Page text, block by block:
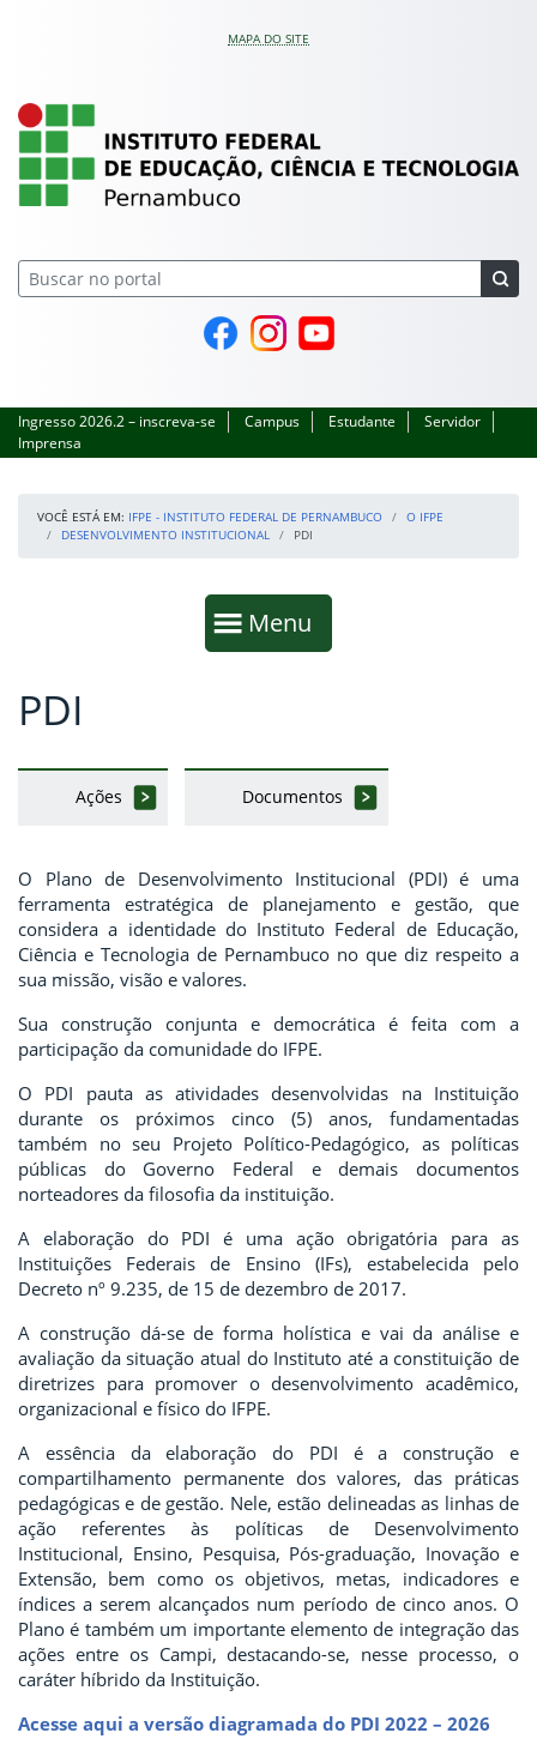
MAPA DO SITE
IFPE – Instituto
Página do Facebook
Perfil no Instagram
Canal no YouTube
Ingresso 2026.2 – inscreva-se Campus Estudante
Servidor
Imprensa
VOCÊ ESTÁ EM: IFPE - INSTITUTO FEDERAL DE PERNAMBUCO
O IFPE
DESENVOLVIMENTO INSTITUCIONAL
PDI
Mostrar
Menu
Fim da navegação
Início do conteúdo
PDI
Ações Documentos
O Plano de Desenvolvimento Institucional (PDI) é uma
ferramenta estratégica de planejamento e gestão, que
considera a identidade do Instituto Federal de Educação,
Ciência e Tecnologia de Pernambuco no que diz respeito a
sua missão, visão e valores.
Sua construção conjunta e democrática é feita com a
participação da comunidade do IFPE.
O PDI pauta as atividades desenvolvidas na Instituição
durante os próximos cinco (5) anos, fundamentadas
também no seu Projeto Político-Pedagógico, as políticas
públicas do Governo Federal e demais documentos
norteadores da filosofia da instituição.
A elaboração do PDI é uma ação obrigatória para as
Instituições Federais de Ensino (IFs), estabelecida pelo
Decreto nº 9.235, de 15 de dezembro de 2017.
A construção dá-se de forma holística e vai da análise e
avaliação da situação atual do Instituto até a constituição de
diretrizes para promover o desenvolvimento acadêmico,
organizacional e físico do IFPE.
A essência da elaboração do PDI é a construção e
compartilhamento permanente dos valores, das práticas
pedagógicas e de gestão. Nele, estão delineadas as linhas de
ação referentes às políticas de Desenvolvimento
Institucional, Ensino, Pesquisa, Pós-graduação, Inovação e
Extensão, bem como os objetivos, metas, indicadores e
índices a serem alcançados num período de cinco anos. O
Plano é também um importante elemento de integração das
ações entre os Campi, destacando-se, nesse processo, o
caráter híbrido da Instituição.
Acesse aqui a versão diagramada do PDI 2022 – 2026